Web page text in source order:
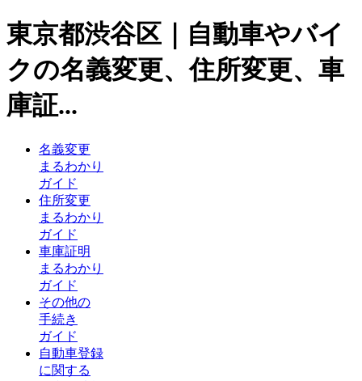
東京都渋谷区｜自動車やバイ
クの名義変更、住所変更、車
庫証...
名義変更
まるわかり
ガイド
住所変更
まるわかり
ガイド
車庫証明
まるわかり
ガイド
その他の
手続き
ガイド
自動車登録
に関する